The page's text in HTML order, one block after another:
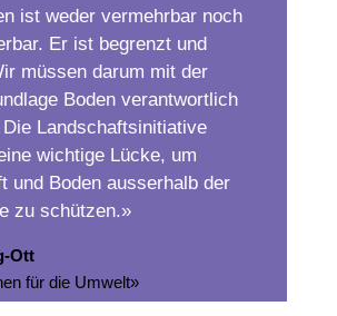
ist weder vermehrbar noch
Er ist begrenzt und
müssen darum mit der
Boden verantwortlich
Die Landschaftsinitiative
wichtige Lücke, um
und Boden ausserhalb der
zu schützen.»
Ott
für die Umwelt»